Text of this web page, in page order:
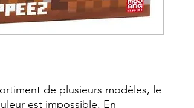
de plusieurs modèles, le
est impossible. En